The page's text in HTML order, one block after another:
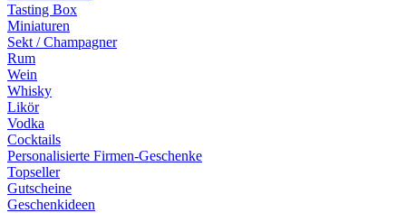
Tasting Box
Miniaturen
Sekt / Champagner
Rum
Wein
Whisky
Likör
Vodka
Cocktails
Personalisierte Firmen-Geschenke
Topseller
Gutscheine
Geschenkideen